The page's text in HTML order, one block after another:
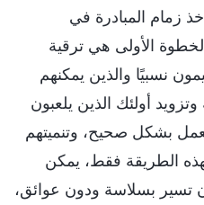
زمام المبادرة في
الأولى هي ترقية
نسبيًا والذين يمكنهم
أولئك الذين يلعبون
بشكل صحيح، وتنميتهم
الطريقة فقط، يمكن
تسير بسلاسة ودون عوائق،